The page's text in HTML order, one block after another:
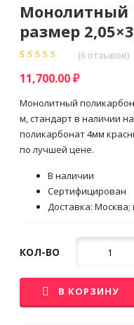
Монолитный
размер
5 на основе
опроса
(6 отзывов)
11,700.00₽
Монолитный
м, стандарт в наличии
поликарбонат 4мм
по лучшей цене.
В наличии
Сертифицирован
Доставка: Москва;
КОЛ-ВО
В КОРЗИНУ